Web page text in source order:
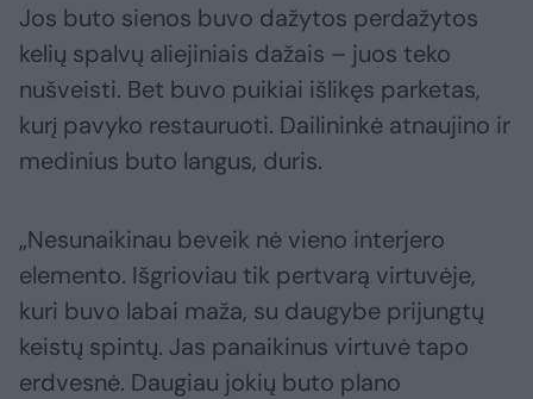
Jos buto sienos buvo dažytos perdažytos
kelių spalvų aliejiniais dažais – juos teko
nušveisti. Bet buvo puikiai išlikęs parketas,
kurį pavyko restauruoti. Dailininkė atnaujino ir
medinius buto langus, duris.
„Nesunaikinau beveik nė vieno interjero
elemento. Išgrioviau tik pertvarą virtuvėje,
kuri buvo labai maža, su daugybe prijungtų
keistų spintų. Jas panaikinus virtuvė tapo
erdvesnė. Daugiau jokių buto plano